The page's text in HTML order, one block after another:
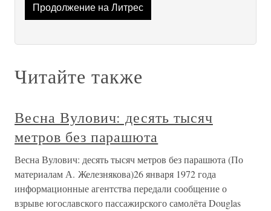
Продолжение на Литрес
Читайте также
Весна Вулович: десять тысяч
метров без парашюта
Весна Вулович: десять тысяч метров без парашюта (По
материалам А. Железнякова)26 января 1972 года
информационные агентства передали сообщение о
взрыве югославского пассажирского самолёта Douglas